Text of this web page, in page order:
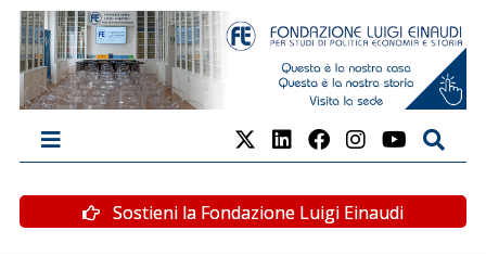
Sostieni la Fondazione Luigi Einaudi